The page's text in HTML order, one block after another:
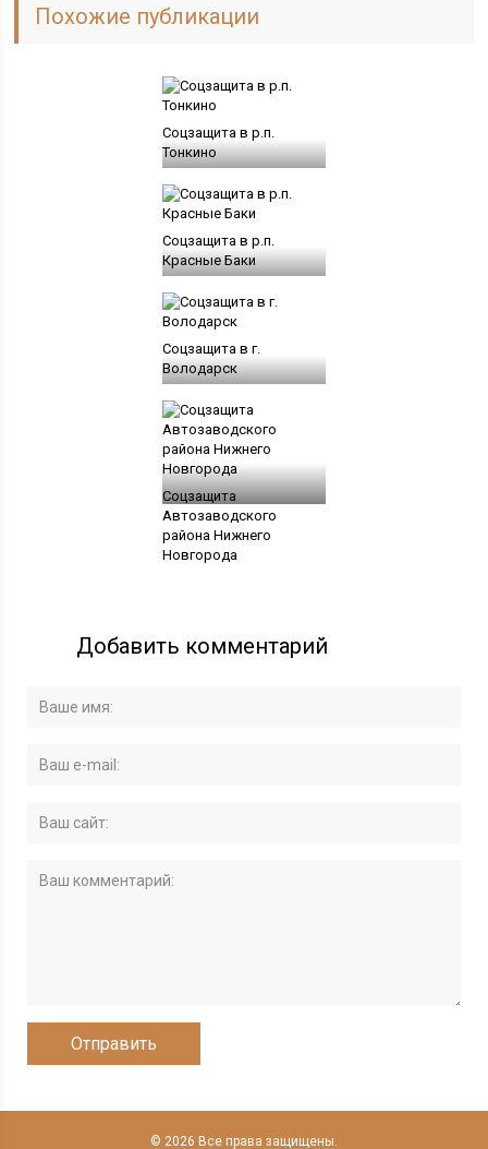
Похожие публикации
Соцзащита в р.п.
Тонкино
Соцзащита в р.п.
Красные Баки
Соцзащита в г.
Володарск
Соцзащита
Автозаводского
района Нижнего
Новгорода
Добавить комментарий
© 2026 Все права защищены.